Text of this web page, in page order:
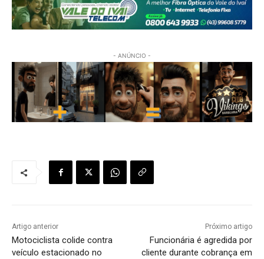
- ANÚNCIO -
Artigo anterior
Motociclista colide contra
veículo estacionado no
Próximo artigo
Funcionária é agredida por
cliente durante cobrança em